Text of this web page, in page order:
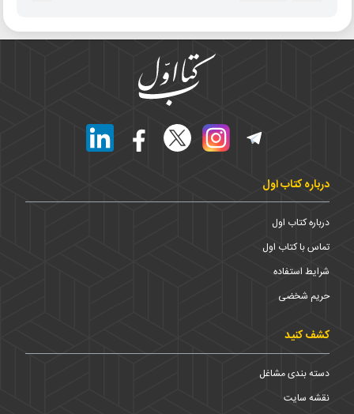
درباره کتاب اول
درباره کتاب اول
تماس با کتاب اول
شرایط استفاده
حریم شخضی
کشف کنید
دسته بندی مشاغل
نقشه سایت